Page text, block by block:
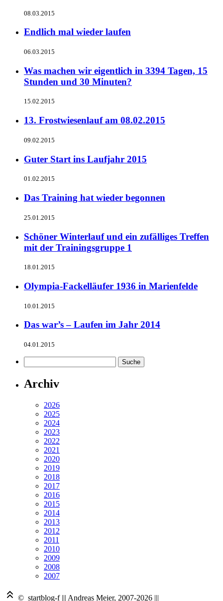
08.03.2015
Endlich mal wieder laufen
06.03.2015
Was machen wir eigentlich in 3394 Tagen, 15
Stunden und 30 Minuten?
15.02.2015
13. Frostwiesenlauf am 08.02.2015
09.02.2015
Guter Start ins Laufjahr 2015
01.02.2015
Das Training hat wieder begonnen
25.01.2015
Schöner Winterlauf und ein zufälliges Treffen
mit der Trainingsgruppe 1
18.01.2015
Olympia-Fackelläufer 1936 in Marienfelde
10.01.2015
Das war’s – Laufen im Jahr 2014
04.01.2015
Archiv
2026
2025
2024
2023
2022
2021
2020
2019
2018
2017
2016
2015
2014
2013
2012
2011
2010
2009
2008
2007
© startblog-f ||| Andreas Meier, 2007-2026 |||